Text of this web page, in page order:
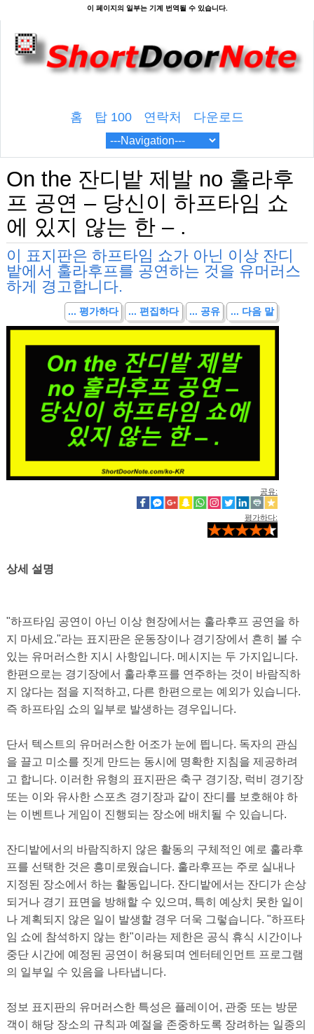
홈 탑 100 연락처 다운로드
On the 잔디밭 제발 no 훌라후
프 공연 – 당신이 하프타임 쇼
에 있지 않는 한 – .
이 표지판은 하프타임 쇼가 아닌 이상 잔디
밭에서 훌라후프를 공연하는 것을 유머러스
하게 경고합니다.
... 평가하다 ... 편집하다 ... 공유 ... 다음 말
공유:
평가하다:
상세 설명
"하프타임 공연이 아닌 이상 현장에서는 훌라후프 공연을 하
지 마세요."라는 표지판은 운동장이나 경기장에서 흔히 볼 수
있는 유머러스한 지시 사항입니다. 메시지는 두 가지입니다.
한편으로는 경기장에서 훌라후프를 연주하는 것이 바람직하
지 않다는 점을 지적하고, 다른 한편으로는 예외가 있습니다.
즉 하프타임 쇼의 일부로 발생하는 경우입니다.
단서 텍스트의 유머러스한 어조가 눈에 띕니다. 독자의 관심
을 끌고 미소를 짓게 만드는 동시에 명확한 지침을 제공하려
고 합니다. 이러한 유형의 표지판은 축구 경기장, 럭비 경기장
또는 이와 유사한 스포츠 경기장과 같이 잔디를 보호해야 하
는 이벤트나 게임이 진행되는 장소에 배치될 수 있습니다.
잔디밭에서의 바람직하지 않은 활동의 구체적인 예로 훌라후
프를 선택한 것은 흥미로웠습니다. 훌라후프는 주로 실내나
지정된 장소에서 하는 활동입니다. 잔디밭에서는 잔디가 손상
되거나 경기 표면을 방해할 수 있으며, 특히 예상치 못한 일이
나 계획되지 않은 일이 발생할 경우 더욱 그렇습니다. "하프타
임 쇼에 참석하지 않는 한"이라는 제한은 공식 휴식 시간이나
중단 시간에 예정된 공연이 허용되며 엔터테인먼트 프로그램
의 일부일 수 있음을 나타냅니다.
정보 표지판의 유머러스한 특성은 플레이어, 관중 또는 방문
객이 해당 장소의 규칙과 예절을 존중하도록 장려하는 일종의